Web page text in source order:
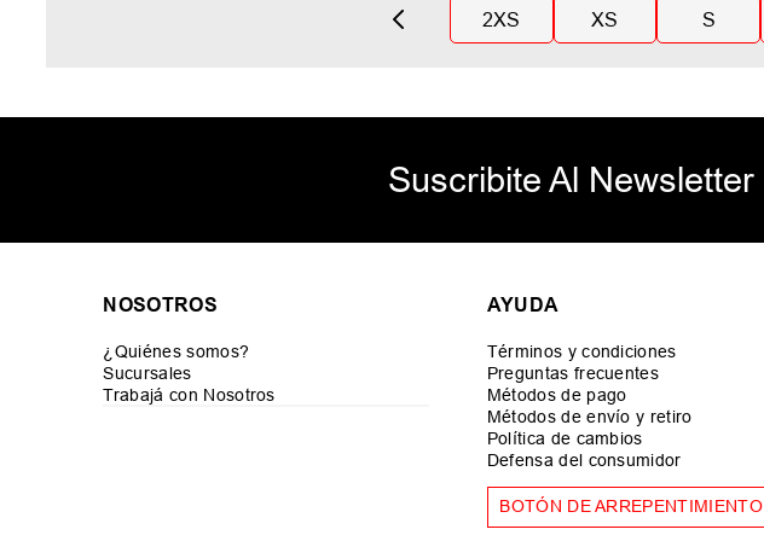
2XS XS S
Suscribite Al Newsletter
NOSOTROS
¿Quiénes somos?
Sucursales
Trabajá con Nosotros
AYUDA
Términos y condiciones
Preguntas frecuentes
Métodos de pago
Métodos de envío y retiro
Política de cambios
Defensa del consumidor
BOTÓN DE ARREPENTIMIENTO